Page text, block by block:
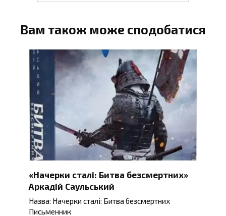
Вам також може сподобатися
«Начерки сталі: Битва безсмертних»
Аркадій Саульський
Назва: Начерки сталі: Битва безсмертних
Письменник